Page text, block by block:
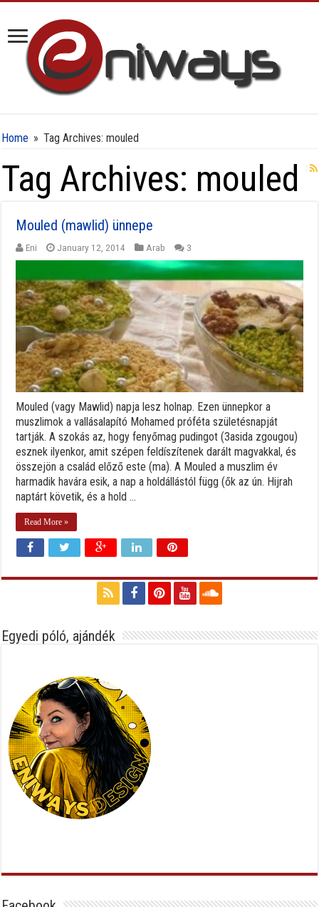
Home » Tag Archives: mouled
Tag Archives: mouled
Mouled (mawlid) ünnepe
Eni January 12, 2014 Arab 3
Mouled (vagy Mawlid) napja lesz holnap. Ezen ünnepkor a
muszlimok a vallásalapító Mohamed próféta születésnapját
tartják. A szokás az, hogy fenyőmag pudingot (3asida zgougou)
esznek ilyenkor, amit szépen feldíszítenek darált magvakkal, és
összejön a család előző este (ma). A Mouled a muszlim év
harmadik havára esik, a nap a holdállástól függ (ők az ún. Hijrah
naptárt követik, és a hold ...
Read More »
Egyedi póló, ajándék